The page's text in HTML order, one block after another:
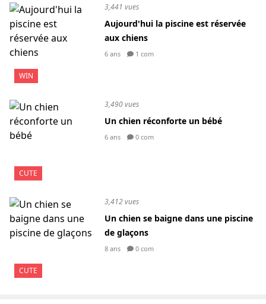
WIN
3,441 vues
Aujourd'hui la piscine est réservée
aux chiens
6 ans 1 com
CUTE
3,490 vues
Un chien réconforte un bébé
6 ans 0 com
CUTE
3,412 vues
Un chien se baigne dans une piscine
de glaçons
8 ans 0 com